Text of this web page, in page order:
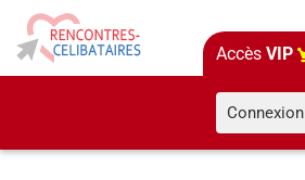
Accès VIP
Connexion